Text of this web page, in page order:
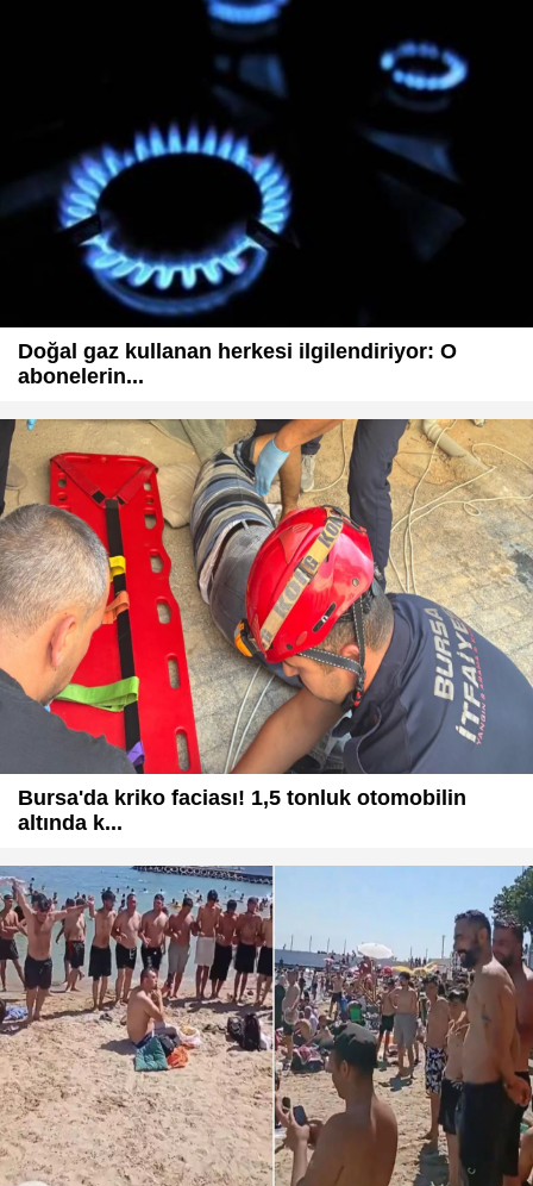
Doğal gaz kullanan herkesi ilgilendiriyor: O
abonelerin...
Bursa'da kriko faciası! 1,5 tonluk otomobilin
altında k...